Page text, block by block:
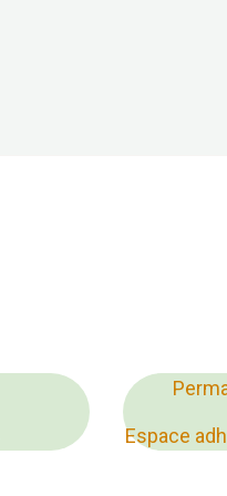
Espace